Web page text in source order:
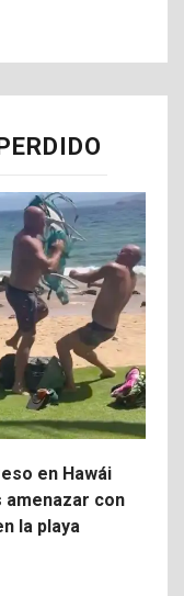
en Hawái
con
la playa